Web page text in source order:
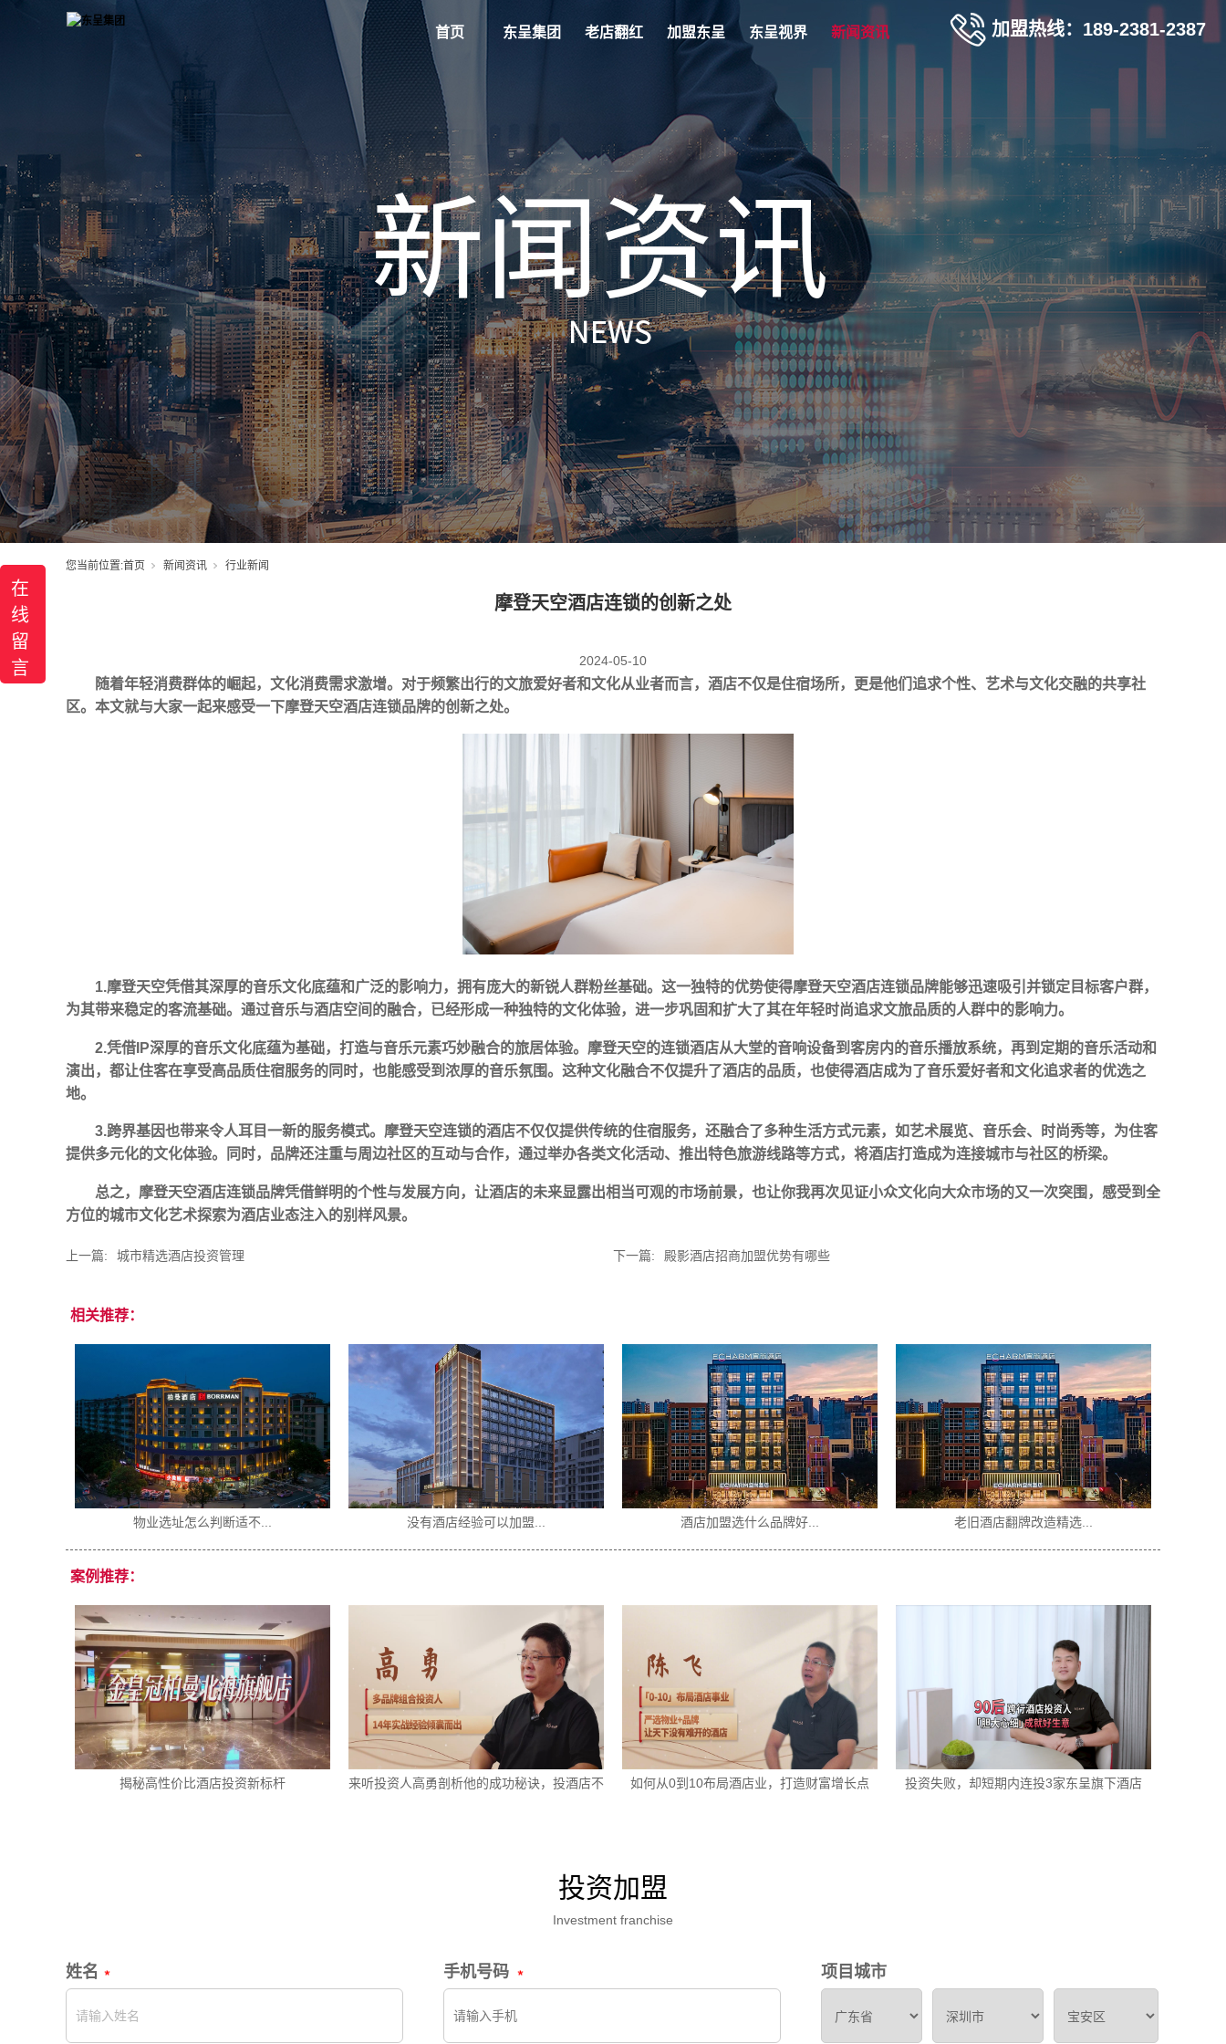
首页 东呈集团 老店翻红 加盟东呈 东呈视界 新闻资讯 加盟热线：189-2381-2387
您当前位置:首页 新闻资讯 行业新闻
摩登天空酒店连锁的创新之处
2024-05-10
随着年轻消费群体的崛起，文化消费需求激增。对于频繁出行的文旅爱好者和文化从业者而言，酒店不仅是住宿场所，更是他们追求个性、艺术与文化交融的共享社
区。本文就与大家一起来感受一下摩登天空酒店连锁品牌的创新之处。
1.摩登天空凭借其深厚的音乐文化底蕴和广泛的影响力，拥有庞大的新锐人群粉丝基础。这一独特的优势使得摩登天空酒店连锁品牌能够迅速吸引并锁定目标客户群，
为其带来稳定的客流基础。通过音乐与酒店空间的融合，已经形成一种独特的文化体验，进一步巩固和扩大了其在年轻时尚追求文旅品质的人群中的影响力。
2.凭借IP深厚的音乐文化底蕴为基础，打造与音乐元素巧妙融合的旅居体验。摩登天空的连锁酒店从大堂的音响设备到客房内的音乐播放系统，再到定期的音乐活动和
演出，都让住客在享受高品质住宿服务的同时，也能感受到浓厚的音乐氛围。这种文化融合不仅提升了酒店的品质，也使得酒店成为了音乐爱好者和文化追求者的优选之
地。
3.跨界基因也带来令人耳目一新的服务模式。摩登天空连锁的酒店不仅仅提供传统的住宿服务，还融合了多种生活方式元素，如艺术展览、音乐会、时尚秀等，为住客
提供多元化的文化体验。同时，品牌还注重与周边社区的互动与合作，通过举办各类文化活动、推出特色旅游线路等方式，将酒店打造成为连接城市与社区的桥梁。
总之，摩登天空酒店连锁品牌凭借鲜明的个性与发展方向，让酒店的未来显露出相当可观的市场前景，也让你我再次见证小众文化向大众市场的又一次突围，感受到全
方位的城市文化艺术探索为酒店业态注入的别样风景。‍
上一篇: 城市精选酒店投资管理 下一篇: 殿影酒店招商加盟优势有哪些
相关推荐：
物业选址怎么判断适不... 没有酒店经验可以加盟... 酒店加盟选什么品牌好... 老旧酒店翻牌改造精选...
案例推荐：
揭秘高性价比酒店投资新标杆
来听投资人高勇剖析他的成功秘诀，投酒店不
如何从0到10布局酒店业，打造财富增长点 投资失败，却短期内连投3家东呈旗下酒店
投资加盟
Investment franchise
姓名 手机号码 项目城市
在
线
留
言